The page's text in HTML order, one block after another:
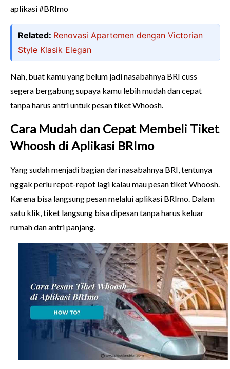
aplikasi #BRImo
Related: Renovasi Apartemen dengan Victorian
Style Klasik Elegan
Nah, buat kamu yang belum jadi nasabahnya BRI cuss
segera bergabung supaya kamu lebih mudah dan cepat
tanpa harus antri untuk pesan tiket Whoosh.
Cara Mudah dan Cepat Membeli Tiket
Whoosh di Aplikasi BRImo
Yang sudah menjadi bagian dari nasabahnya BRI, tentunya
nggak perlu repot-repot lagi kalau mau pesan tiket Whoosh.
Karena bisa langsung pesan melalui aplikasi BRImo. Dalam
satu klik, tiket langsung bisa dipesan tanpa harus keluar
rumah dan antri panjang.